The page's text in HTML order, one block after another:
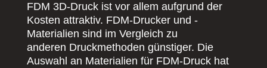
FDM 3D-Druck ist vor allem aufgrund der
Kosten attraktiv. FDM-Drucker und -
Materialien sind im Vergleich zu
anderen Druckmethoden günstiger. Die
Auswahl an Materialien für FDM-Druck hat